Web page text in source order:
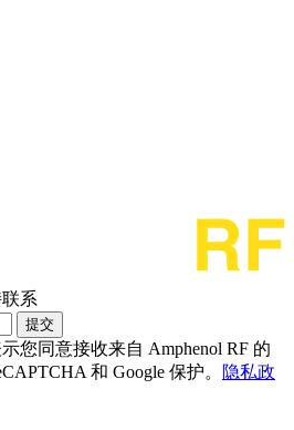
系
提交
您同意接收来自 Amphenol RF 的
和 Google 保护。
隐私政